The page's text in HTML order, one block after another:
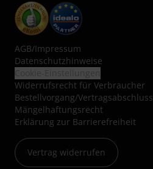
AGB/Impressum
Datenschutzhinweise
Widerrufsrecht für Verbraucher
Bestellvorgang/Vertragsabschluss
Mängelhaftungsrecht
Erklärung zur Barrierefreiheit
Vertrag widerrufen